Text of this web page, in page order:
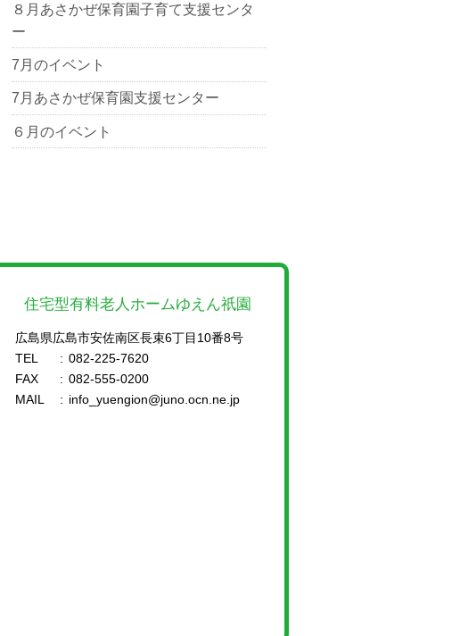
８月あさかぜ保育園子育て支援センタ
ー
7月のイベント
7月あさかぜ保育園支援センター
６月のイベント
住宅型有料老人ホームゆえん祇園
広島県広島市安佐南区長束6丁目10番8号
TEL
: 082-225-7620
FAX
: 082-555-0200
MAIL
: info_yuengion@juno.ocn.ne.jp